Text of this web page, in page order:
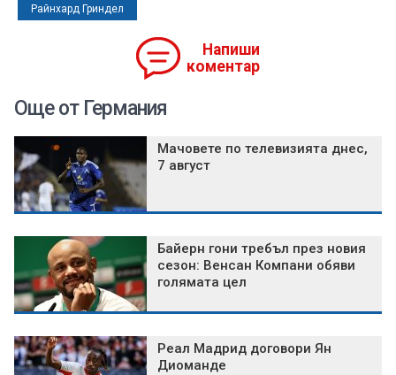
Райнхард Гриндел
Напиши
коментар
Още от Германия
Мачовете по телевизията днес,
7 август
Байерн гони требъл през новия
сезон: Венсан Компани обяви
голямата цел
Реал Мадрид договори Ян
Диоманде